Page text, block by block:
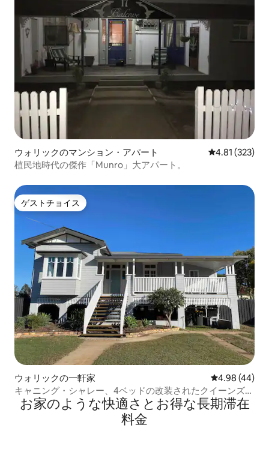
ウォリックのマンション・アパート レビュー323
4.81 (323)
植民地時代の傑作「Munro」大アパート。
ゲストチョイス
ゲストチョイス
ウォリックの一軒家 レビュー44
4.98 (44)
キャニング・シャレー、4ベッドの改装されたクイーンズラ
ンダー
お家のような快⁠適⁠さ⁠とお⁠得⁠な長⁠期⁠滞⁠在
料⁠金